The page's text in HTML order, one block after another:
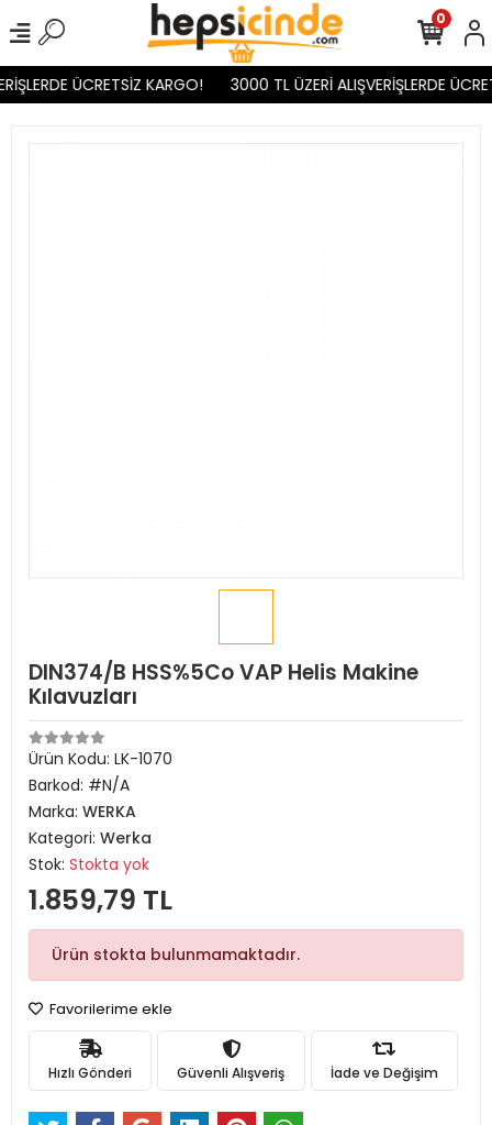
ÜCRETSİZ KARGO! 3000 TL ÜZERİ ALIŞVERİŞLERDE
0
DIN374/B HSS%5Co VAP Helis Makine
Kılavuzları
Ürün Kodu: LK-1070
Barkod: #N/A
Marka: WERKA
Kategori: Werka
Stok: Stokta yok
1.859,79 TL
Ürün stokta bulunmamaktadır.
Favorilerime ekle
Hızlı Gönderi Güvenli Alışveriş İade ve Değişim